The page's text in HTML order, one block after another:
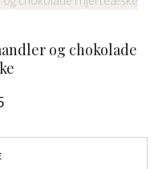
og chokolade